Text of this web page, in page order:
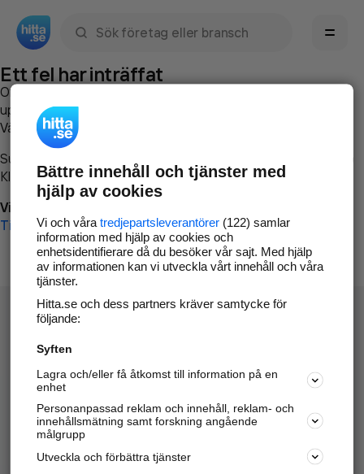
Ett fel har inträffat
Om du vill kan du
uppstod så att vi lättare och snabbare kan avhjälpa det.
Vänligen försök med följande:
Surfa till
Klicka påTillbaka-knappen i webbläsaren och försök igen
Vi beklagar besväret!
Till startsidan
Hitta.se - Gratis nummerupplysning.
Sök företag, personer och platser.
Hitta telefonnummer, adresser, företagsinfo mm.
Marknadsför företaget
Bättre innehåll och tjänster med
hjälp av cookies
Vi och våra tredjepartsleverantörer(122) samlar
information med hjälp av cookies och
enhetsidentifierare då du besöker vår sajt. Med hjälp
av informationen kan vi utveckla vårt innehåll och våra
tjänster.
Hitta.se och dess partners kräver samtycke för
följande:
Syften
Lagra och/eller få åtkomst till information på en
enhet
Personanpassad reklam och innehåll, reklam- och
innehållsmätning samt forskning angående
målgrupp
Utveckla och förbättra tjänster